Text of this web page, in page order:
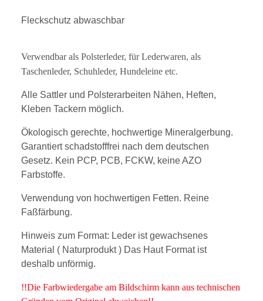
Fleckschutz abwaschbar
Verwendbar als Polsterleder, für Lederwaren, als
Taschenleder, Schuhleder, Hundeleine etc.
Alle Sattler und Polsterarbeiten Nähen, Heften,
Kleben Tackern möglich.
Ökologisch gerechte, hochwertige Mineralgerbung.
Garantiert schadstofffrei nach dem deutschen
Gesetz. Kein PCP, PCB, FCKW, keine AZO
Farbstoffe.
Verwendung von hochwertigen Fetten. Reine
Faßfärbung.
Hinweis zum Format: Leder ist gewachsenes
Material ( Naturprodukt ) Das Haut Format ist
deshalb unförmig.
!!Die Farbwiedergabe am Bildschirm kann aus technischen